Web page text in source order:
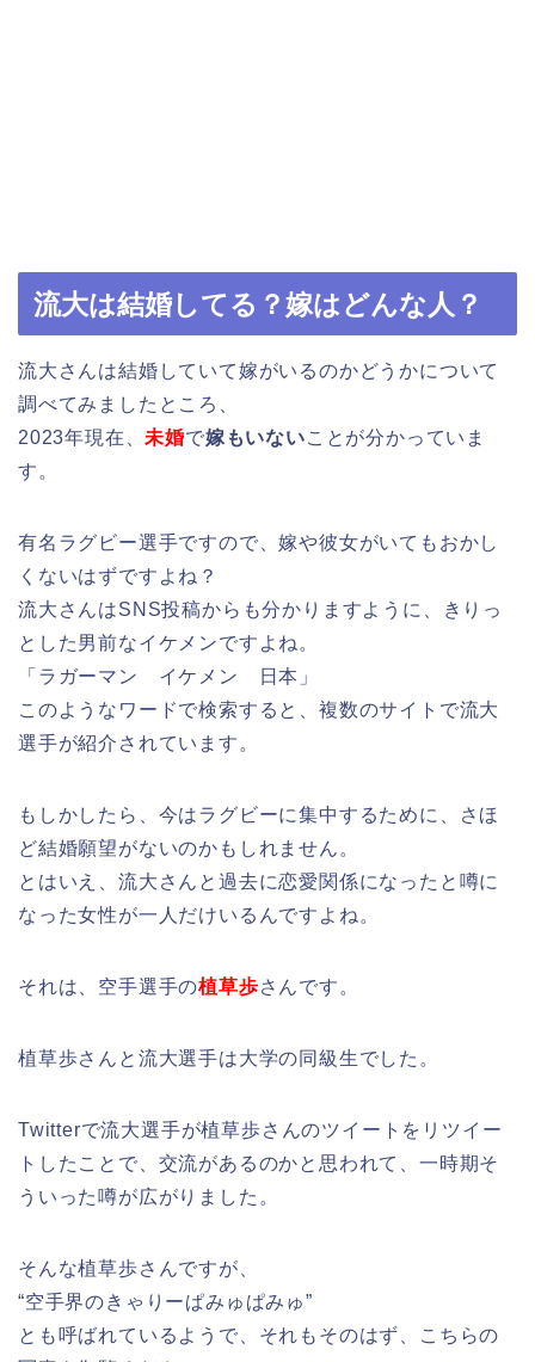
流大は結婚してる？嫁はどんな人？
流大さんは結婚していて嫁がいるのかどうかについて
調べてみましたところ、
2023年現在、未婚で嫁もいないことが分かっていま
す。
有名ラグビー選手ですので、嫁や彼女がいてもおかし
くないはずですよね？
流大さんはSNS投稿からも分かりますように、きりっ
とした男前なイケメンですよね。
「ラガーマン イケメン 日本」
このようなワードで検索すると、複数のサイトで流大
選手が紹介されています。
もしかしたら、今はラグビーに集中するために、さほ
ど結婚願望がないのかもしれません。
とはいえ、流大さんと過去に恋愛関係になったと噂に
なった女性が一人だけいるんですよね。
それは、空手選手の植草歩さんです。
植草歩さんと流大選手は大学の同級生でした。
Twitterで流大選手が植草歩さんのツイートをリツイー
トしたことで、交流があるのかと思われて、一時期そ
ういった噂が広がりました。
そんな植草歩さんですが、
“空手界のきゃりーぱみゅぱみゅ”
とも呼ばれているようで、それもそのはず、こちらの